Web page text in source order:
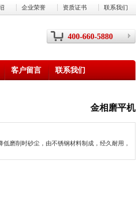
400-660-5880
客户留言 联系我们
企业荣誉 资质证书 联系我们
金相磨平机
磨削时砂尘，由不锈钢材料制成，经久耐用，